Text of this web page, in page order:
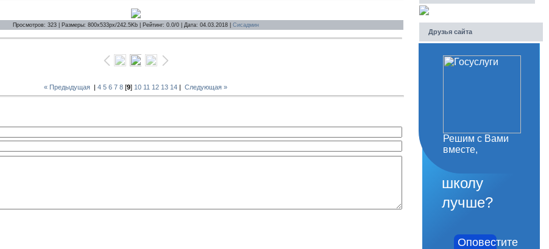
Просмотров: 323 | Размеры: 800x533px/242.5Kb | Рейтинг: 0.0/0 | Дата: 04.03.2018 | Сисадмин
« Предыдущая | 4 5 6 7 8 [9] 10 11 12 13 14 | Следующая »
Друзья сайта
Решим с Вами
вместе,
как
школу
лучше?
Оповестите